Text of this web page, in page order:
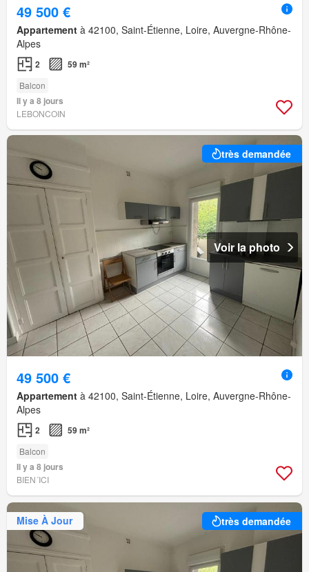
49 500 €
Appartement à 42100, Saint-Étienne, Loire, Auvergne-Rhône-
Alpes
2 59 m²
Balcon
Il y a 8 jours
LEBONCOIN
très demandée
Voir la photo
49 500 €
Appartement à 42100, Saint-Étienne, Loire, Auvergne-Rhône-
Alpes
2 59 m²
Balcon
Il y a 8 jours
BIEN´ICI
Mise À Jour très demandée